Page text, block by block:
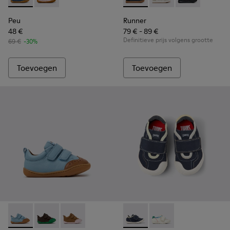
Peu
48 €
69 € -30%
Toevoegen
Runner
79 € - 89 €
Definitieve prijs volgens grootte
Toevoegen
Peu - K800708-002 - Blauwe leren schoenen voor kinderen.
Peu - K800708-004
Peu - K800708-003Twins - K800682-004 -
Twins - K800682-002